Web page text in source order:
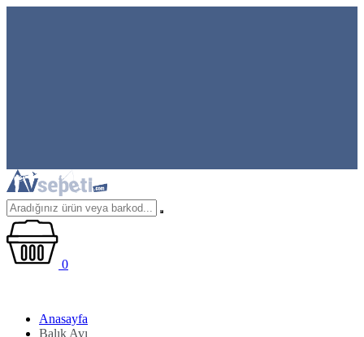
0
Anasayfa
Balık Avı